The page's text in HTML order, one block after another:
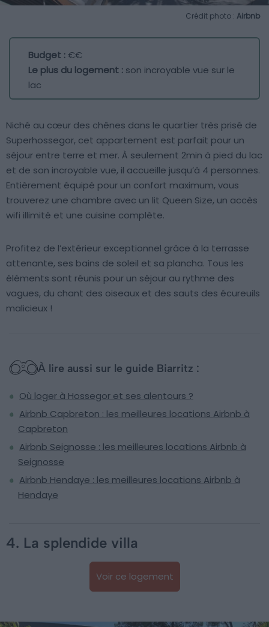
Crédit photo : Airbnb
Budget :€€
Le plus du logement : son incroyable vue sur le
lac
Niché au cœur des chênes dans le quartier très prisé de
Superhossegor, cet appartement est parfait pour un
séjour entre terre et mer. À seulement 2min à pied du lac
et de son incroyable vue, il accueille jusqu’à 4 personnes.
Entièrement équipé pour un confort maximum, vous
trouverez une chambre avec un lit Queen Size, un accès
wifi illimité et une cuisine complète.
Profitez de l’extérieur exceptionnel grâce à la terrasse
attenante, ses bains de soleil et sa plancha. Tous les
éléments sont réunis pour un séjour au rythme des
vagues, du chant des oiseaux et des sauts des écureuils
malicieux !
À lire aussi sur le guide Biarritz :
Où loger à Hossegor et ses alentours ?
Airbnb Capbreton : les meilleures locations Airbnb à
Capbreton
Airbnb Seignosse : les meilleures locations Airbnb à
Seignosse
Airbnb Hendaye : les meilleures locations Airbnb à
Hendaye
4. La splendide villa
Voir ce logement